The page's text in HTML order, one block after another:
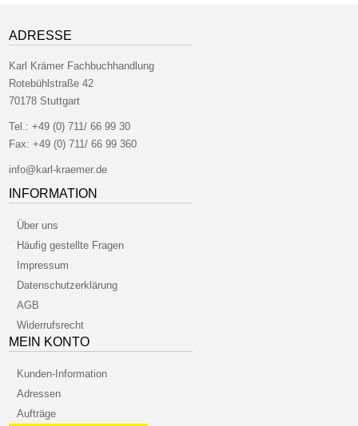
ADRESSE
Karl Krämer Fachbuchhandlung
Rotebühlstraße 42
70178 Stuttgart
Tel.:+49 (0) 711/ 66 99 30
Fax: +49 (0) 711/ 66 99 360
info@karl-kraemer.de
INFORMATION
Über uns
Häufig gestellte Fragen
Impressum
Datenschutzerklärung
AGB
Widerrufsrecht
MEIN KONTO
Kunden-Information
Adressen
Aufträge